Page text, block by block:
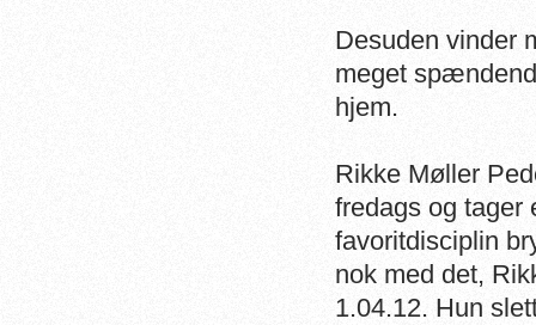
Desuden vinder
meget
hjem.
Rikke Møller
fredags og tager
favoritdisciplin
nok med det,
1.04.12. Hun